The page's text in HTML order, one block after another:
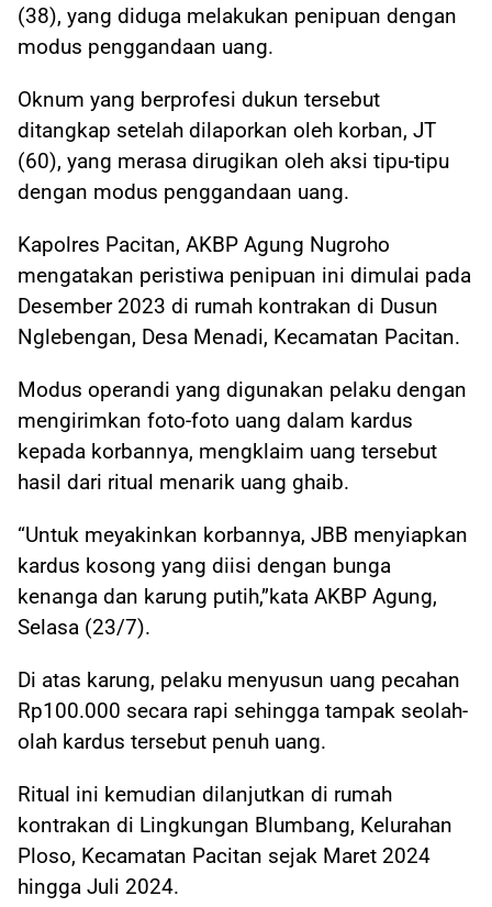
(38), yang diduga melakukan penipuan dengan
modus penggandaan uang.
Oknum yang berprofesi dukun tersebut
ditangkap setelah dilaporkan oleh korban, JT
(60), yang merasa dirugikan oleh aksi tipu-tipu
dengan modus penggandaan uang.
Kapolres Pacitan, AKBP Agung Nugroho
mengatakan peristiwa penipuan ini dimulai pada
Desember 2023 di rumah kontrakan di Dusun
Nglebengan, Desa Menadi, Kecamatan Pacitan.
Modus operandi yang digunakan pelaku dengan
mengirimkan foto-foto uang dalam kardus
kepada korbannya, mengklaim uang tersebut
hasil dari ritual menarik uang ghaib.
“Untuk meyakinkan korbannya, JBB menyiapkan
kardus kosong yang diisi dengan bunga
kenanga dan karung putih,”kata AKBP Agung,
Selasa (23/7).
Di atas karung, pelaku menyusun uang pecahan
Rp100.000 secara rapi sehingga tampak seolah-
olah kardus tersebut penuh uang.
Ritual ini kemudian dilanjutkan di rumah
kontrakan di Lingkungan Blumbang, Kelurahan
Ploso, Kecamatan Pacitan sejak Maret 2024
hingga Juli 2024.